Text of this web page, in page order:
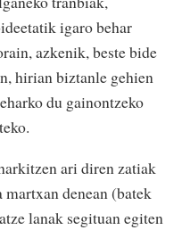
igaro behar
azkenik, beste bide
hirian biztanle gehien
du gainontzeko
ari diren zatiak
denean (batek
lanak segituan egiten